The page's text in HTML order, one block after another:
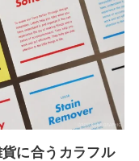
貨に合うカラフル